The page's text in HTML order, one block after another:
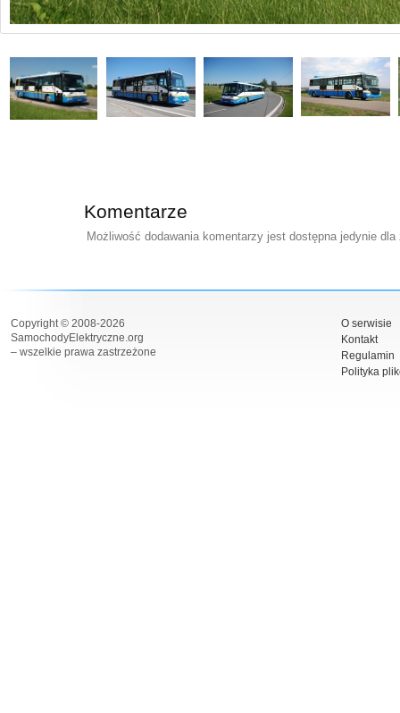
Komentarze
Możliwość dodawania komentarzy jest dostępna jedynie
Copyright © 2008-2026
SamochodyElektryczne.org
– wszelkie prawa zastrzeżone
O serwisie
Kontakt
Regulamin
Polityka